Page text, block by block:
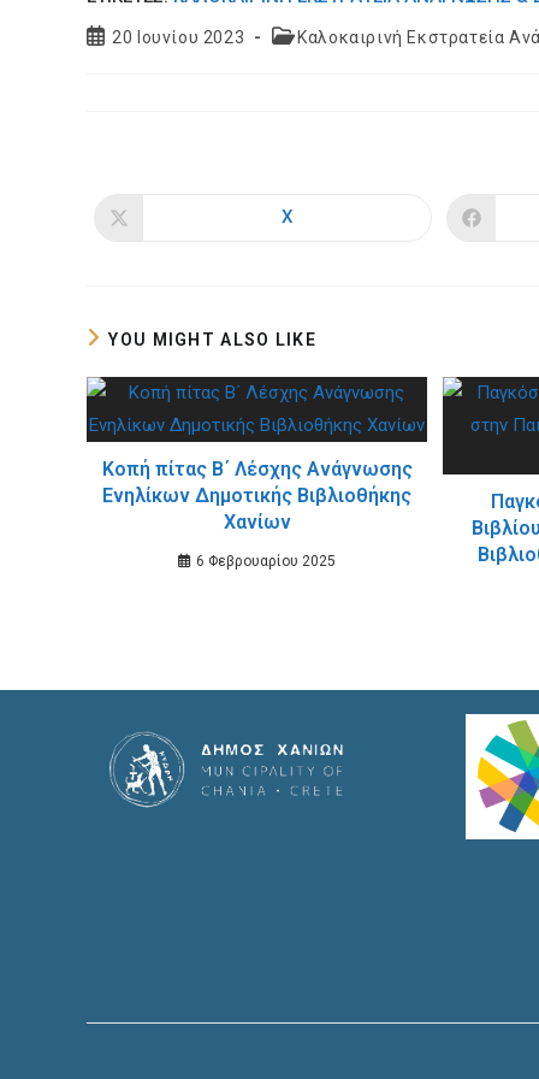
Post20 Ιουνίου 2023
PostΚαλοκαιρινή Εκστρατεία
Opens
X
YOU MIGHT ALSO LIKE
Κοπή πίτας Β΄ Λέσχης Ανάγνωσης
Ενηλίκων Δημοτικής Βιβλιοθήκης
Χανίων
6 Φεβρουαρίου 2025